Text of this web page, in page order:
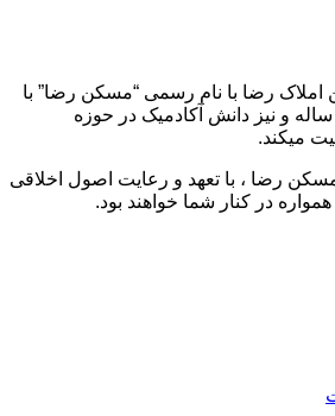
رضا با نام رسمی “مسکن رضا” با
ساله و نیز دانش آکادمیک در حوزه
میکند.
رضا ، با تعهد و رعایت اصول اخلاقی
در کنار شما خواهند بود.